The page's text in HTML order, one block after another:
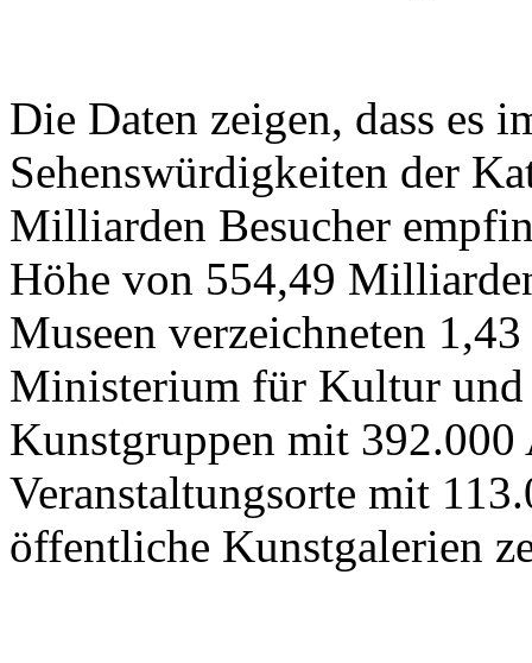
Die Daten zeigen, dass es
Sehenswürdigkeiten der
Milliarden Besucher
Höhe von 554,49
Museen verzeichneten
Ministerium für Kultur und
Kunstgruppen mit
Veranstaltungsorte mit
öffentliche Kunstgalerien